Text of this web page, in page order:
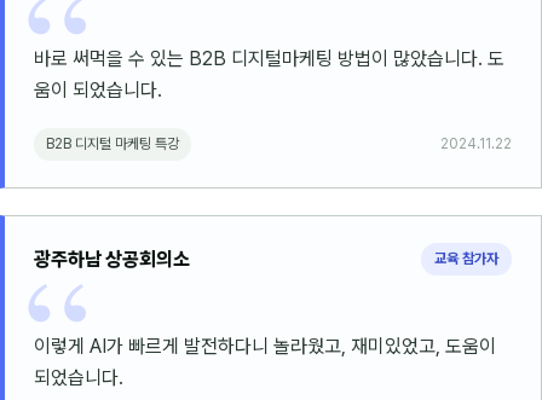
바로 써먹을 수 있는 B2B 디지털마케팅 방법이 많았습니다. 도
움이 되었습니다.
B2B 디지털 마케팅 특강 2024.11.22
광주하남 상공회의소 교육 참가자
이렇게 AI가 빠르게 발전하다니 놀라웠고, 재미있었고, 도움이
되었습니다.